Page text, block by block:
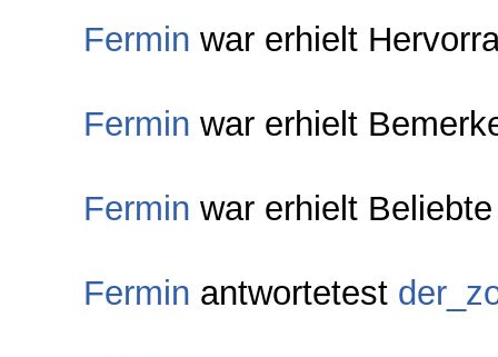
Fermin war erhielt
Fermin war erhielt
Fermin war erhielt
Fermin antwortetest